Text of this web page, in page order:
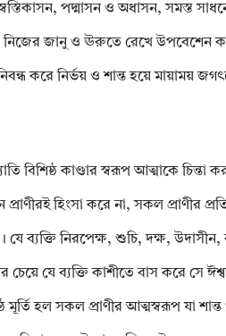
পদ্মাসন ও অধাসন, সমস্ত
নিজের জানু ও ঊরুতে রেখে উপবেশেন
করে নির্ভয় ও শান্ত হয়ে মায়াময়
বিশিষ্ঠ কাণ্ডার স্বরূপ আত্মাকে
হিংসা করে না, সকল প্রাণীর
ব্যক্তি নিরপেক্ষ, শুচি, দক্ষ,
চেয়ে যে ব্যক্তি কাশীতে বাস করে
মূর্তি হল সকল প্রাণীর আত্মস্বরূপ যা